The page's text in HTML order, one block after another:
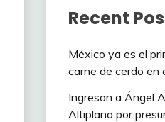
Recent
México ya es el
carne de cerdo en
Ingresan a Ángel
Altiplano por